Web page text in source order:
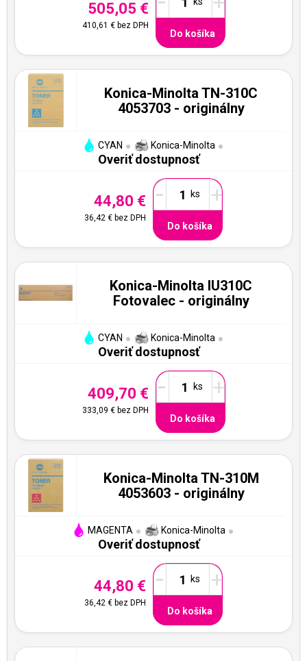
505,05 €
410,61 €bez DPH
Do košíka
Konica-Minolta TN-310C
4053703 - originálny
CYAN Konica-Minolta
Overiť dostupnosť
44,80 €
36,42 € bez DPH
- +
Do košíka
Konica-Minolta IU310C
Fotovalec - originálny
CYAN Konica-Minolta
Overiť dostupnosť
409,70 €
333,09 €bez DPH
- +
Do košíka
Konica-Minolta TN-310M
4053603 - originálny
MAGENTA Konica-Minolta
Overiť dostupnosť
44,80 €
36,42 € bez DPH
- +
Do košíka